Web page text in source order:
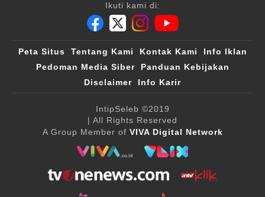
Ikuti kami di:
Peta Situs Tentang Kami Kontak Kami
Info Iklan
Pedoman Media Siber
Panduan Kebijakan
Disclaimer
Info Karir
IntipSeleb ©2019
| All Rights Reserved
A Group Member of VIVA Digital Network